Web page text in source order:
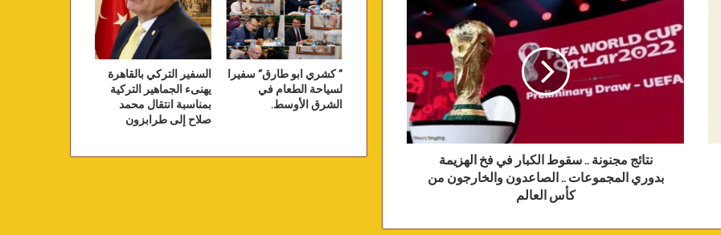
نتائج مجنونة .. سقوط الكبار في فخ الهزيمة
بدوري المجموعات .. الصاعدون والخارجون من
كأس العالم
” كشري ابو طارق” سفيرا
لسياحة الطعام في
الشرق الأوسط.
السفير التركي بالقاهرة
يهنىء الجماهير التركية
بمناسبة انتقال محمد
صلاح إلى طرابزون